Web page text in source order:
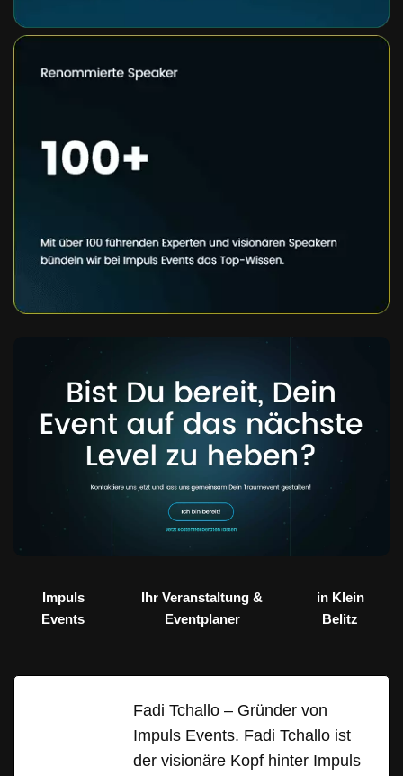
Impuls
Events
Ihr Veranstaltung &
Eventplaner
in Klein
Belitz
Fadi Tchallo – Gründer von
Impuls Events. Fadi Tchallo ist
der visionäre Kopf hinter Impuls